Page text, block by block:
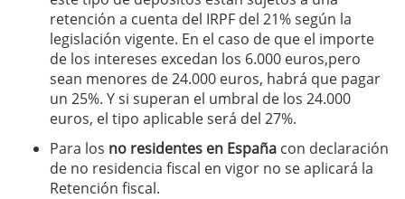
retención a cuenta del IRPF del 21% según la
legislación vigente. En el caso de que el importe
de los intereses excedan los 6.000 euros,pero
sean menores de 24.000 euros, habrá que pagar
un 25%. Y si superan el umbral de los 24.000
euros, el tipo aplicable será del 27%.
Para los no residentes en España con declaración
de no residencia fiscal en vigor no se aplicará la
Retención fiscal.